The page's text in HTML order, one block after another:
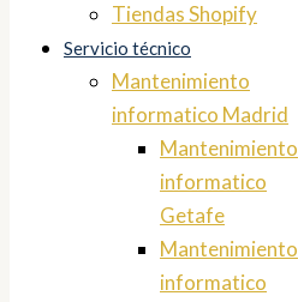
Tiendas Shopify
Servicio técnico
Mantenimiento
informatico Madrid
Mantenimiento
informatico
Getafe
Mantenimiento
informatico